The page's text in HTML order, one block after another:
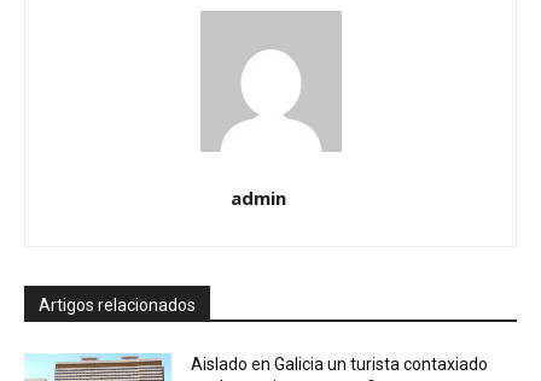
admin
Artigos relacionados
Aislado en Galicia un turista contaxiado